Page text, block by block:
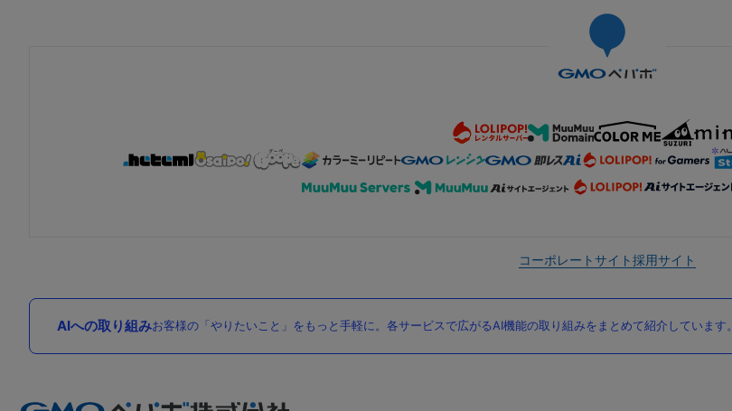
コーポレートサイト採用サイト
AIへの取り組みお客様の「やりたいこと」をもっと手軽に。各サービスで広がるAI機能の取り組みをまとめて紹介しています。